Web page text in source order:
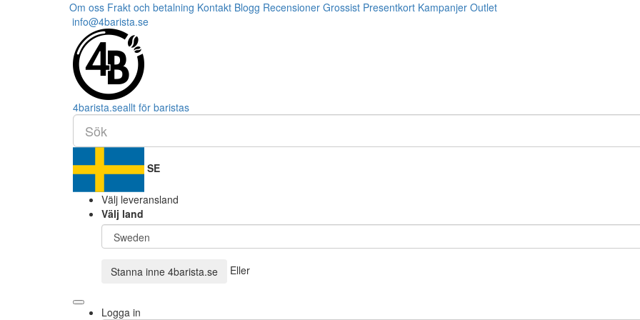
Om oss Frakt och betalning Kontakt Blogg Recensioner Grossist Presentkort Kampanjer Outlet
info@4barista.se
4barista.seallt för baristas
SE
Välj leveransland
Välj land
Stanna inne 4barista.se Eller
Logga in